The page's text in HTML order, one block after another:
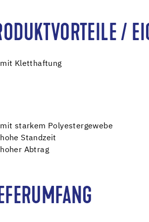
/
mit Kletthaftung
mit starkem Polyestergewebe
hohe Standzeit
hoher Abtrag